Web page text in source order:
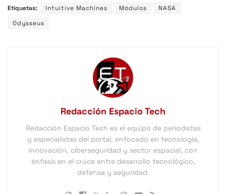
Etiquetas: Intuitive Machines Módulos
NASA
Odysseus
Redacción Espacio Tech
Redacción Espacio Tech es el equipo de periodistas
y especialistas del portal, enfocado en tecnología,
innovación, ciberseguridad y sector espacial, con
énfasis en el cruce entre desarrollo tecnológico,
defensa y seguridad.